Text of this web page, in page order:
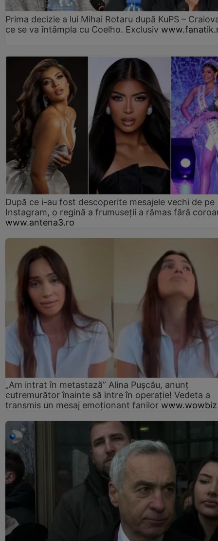
Prima decizie a lui Mihai Rotaru după KuPS –
ce se va întâmpla cu Coelho. Exclusiv
După ce i-au fost descoperite mesajele vechi de pe
Instagram, o regină a frumuseții a rămas fără
www.antena3.ro
„Am intrat în metastază” Alina Pușcău, anunț
cutremurător înainte să intre în operație! Vedeta a
transmis un mesaj emoționant fanilor